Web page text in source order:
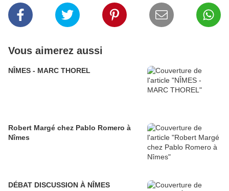
Vous aimerez aussi
NÎMES - MARC THOREL
Robert Margé chez Pablo Romero à
Nîmes
DÉBAT DISCUSSION À NÎMES